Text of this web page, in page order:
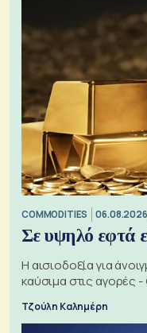
COMMODITIES
Σε υψηλό εφτά
Η αισιοδοξία για
καύσιμα στις αγορές
Τζούλη Καλημέρη